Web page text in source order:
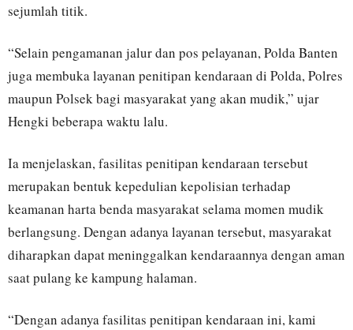
sejumlah titik.
“Selain pengamanan jalur dan pos pelayanan, Polda Banten
juga membuka layanan penitipan kendaraan di Polda, Polres
maupun Polsek bagi masyarakat yang akan mudik,” ujar
Hengki beberapa waktu lalu.
Ia menjelaskan, fasilitas penitipan kendaraan tersebut
merupakan bentuk kepedulian kepolisian terhadap
keamanan harta benda masyarakat selama momen mudik
berlangsung. Dengan adanya layanan tersebut, masyarakat
diharapkan dapat meninggalkan kendaraannya dengan aman
saat pulang ke kampung halaman.
“Dengan adanya fasilitas penitipan kendaraan ini, kami